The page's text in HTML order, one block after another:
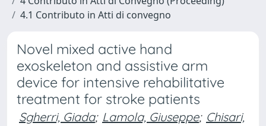
4.1 Contributo in Atti di convegno
Novel mixed active hand
exoskeleton and assistive arm
device for intensive rehabilitative
treatment for stroke patients
Sgherri, Giada; Lamola, Giuseppe; Chisari,